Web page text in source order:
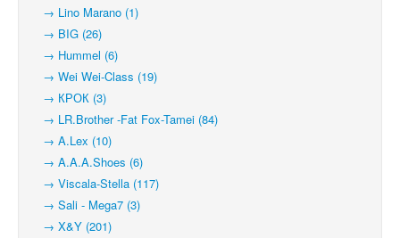
→ Lino Marano (1)
→ BIG (26)
→ Hummel (6)
→ Wei Wei-Class (19)
→ КРОК (3)
→ LR.Brother -Fat Fox-Tamei (84)
→ A.Lex (10)
→ A.A.A.Shoes (6)
→ Viscala-Stella (117)
→ Sali - Mega7 (3)
→ X&Y (201)